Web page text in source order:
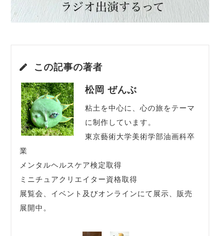
この記事の著者
松岡 ぜんぶ
粘土を中心に、心の旅をテーマ
に制作しています。
東京藝術大学美術学部油画科卒
業
メンタルヘルスケア検定取得
ミニチュアクリエイター資格取得
展覧会、イベント及びオンラインにて展示、販売
展開中。